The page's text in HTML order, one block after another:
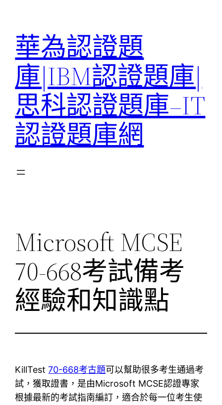
華為認證題
庫|IBM認證題庫|
思科認證題庫–IT
認證題庫網
Microsoft MCSE
70-668考試備考
經驗和知識點
KillTest70-668考古題可以幫助很多考生通過考
試，獲取證書，是由Microsoft MCSE認證專家
根據最新的考試指南編訂，適合於每一位考生使